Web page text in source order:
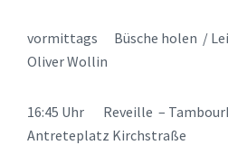
vormittags Büsche holen /
Oliver Wollin
16:45 Uhr Reveille –
Antreteplatz Kirchstraße